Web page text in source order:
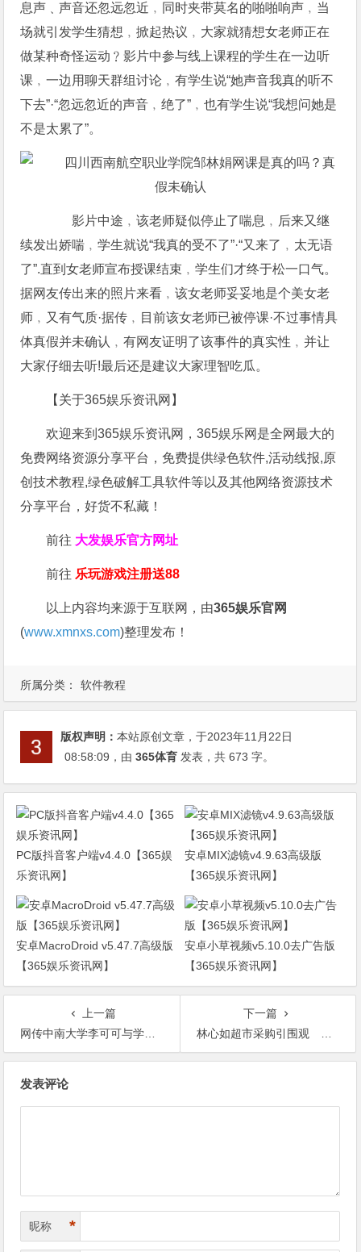
所属分类： 软件教程
息声﹑声音还忽远忽近﹐同时夹带莫名的啪啪响声﹐当
场就引发学生猜想﹐掀起热议﹐大家就猜想女老师正在
做某种奇怪运动﹖影片中参与线上课程的学生在一边听
课﹐一边用聊天群组讨论﹐有学生说“她声音我真的听不
下去”·“忽远忽近的声音﹐绝了”﹐也有学生说“我想问她是
不是太累了”。
影片中途﹐该老师疑似停止了喘息﹐后来又继
续发出娇喘﹐学生就说“我真的受不了”·“又来了﹐太无语
了”.直到女老师宣布授课结束﹐学生们才终于松一口气。
据网友传出来的照片来看﹐该女老师妥妥地是个美女老
师﹐又有气质·据传﹐目前该女老师已被停课·不过事情具
体真假并未确认﹐有网友证明了该事件的真实性﹐并让
大家仔细去听!最后还是建议大家理智吃瓜。
【关于365娱乐资讯网】
欢迎来到365娱乐资讯网，365娱乐网是全网最大的
免费网络资源分享平台，免费提供绿色软件,活动线报,原
创技术教程,绿色破解工具软件等以及其他网络资源技术
分享平台，好货不私藏！
前往 大发娱乐官方网址
前往 乐玩游戏注册送88
以上内容均来源于互联网，由365娱乐官网
(www.xmnxs.com)整理发布！
版权声明：本站原创文章，于2023年11月22日
08:58:09 ，由365体育 发表，共 673 字。
PC版抖音客户端v4.4.0【365娱
乐资讯网】
安卓MIX滤镜v4.9.63高级版
【365娱乐资讯网】
安卓MacroDroid v5.47.7高级版
【365娱乐资讯网】
安卓小草视频v5.10.0去广告版
【365娱乐资讯网】
上一篇
网传中南大学李可可与学生那啥视频流出事件是真的吗 ?【365娱乐资讯网】
下一篇
林心如超市采购引围观 意外露出小蛮腰【365娱乐资讯网】
发表评论
昵称 *